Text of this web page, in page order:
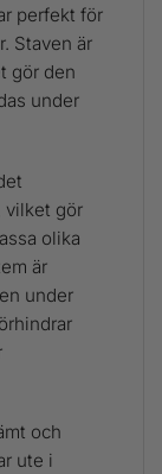
perfekt för
Staven är
gör den
under
, vilket gör
olika
är
under
och
ute i